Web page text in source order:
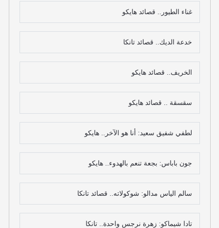
غناء الطيور.. قصائد هايكو
خدعة الديك.. قصائد تانكا
الخريف.. قصائد هايكو
سقسقة .. قصائد هايكو
لطفي شفيق سعيد: أنا هو الآخر.. هايكو
جون باباس: بجعة تنعم بالهدوء.. هايكو
سالم الياس مدالو: شوكولاته.. قصائد تانكا
تادا شيماكو: زهرة نرجس واحدة.. تانكا